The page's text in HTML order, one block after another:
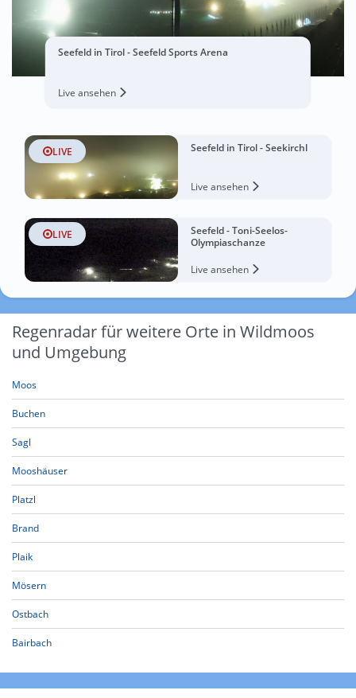
Seefeld in Tirol - Seefeld Sports Arena
Live ansehen
LIVE Seefeld in Tirol - Seekirchl
Live ansehen
LIVE
Seefeld - Toni-Seelos-
Olympiaschanze
Live ansehen
Regenradar für weitere Orte in Wildmoos
und Umgebung
Moos
Buchen
Sagl
Mooshäuser
Platzl
Brand
Plaik
Mösern
Ostbach
Bairbach